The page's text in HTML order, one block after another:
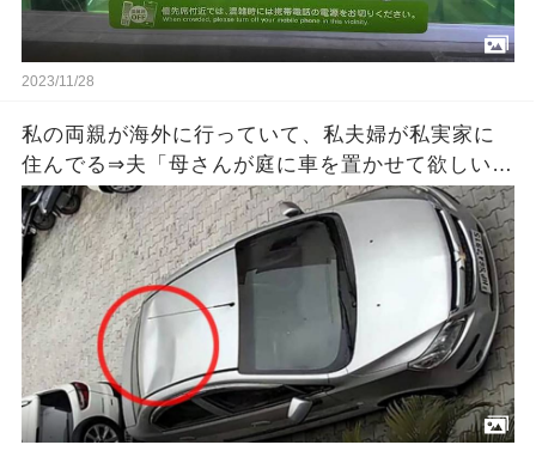
2023/11/28
私の両親が海外に行っていて、私夫婦が私実家に
住んでる⇒夫「母さんが庭に車を置かせて欲しいっ
て言うから庭つぶすね」私「無理だよ」⇒さらなる
ﾏｼﾞｷﾁ提案が待っていた…